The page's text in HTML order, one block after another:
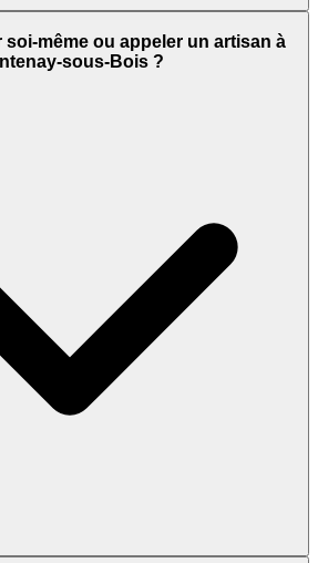
soi-même ou appeler un artisan à
sous-Bois ?